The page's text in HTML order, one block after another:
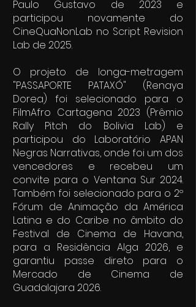
Paulo Gustavo de 2023 e
participou novamente do
CineQuaNonLab no Script Revision
Lab de 2025.
O projeto de longa-metragem
"PASSAPORTE PATAXÓ" (Renaya
Dorea) foi selecionado para o
FilmAfro Cartagena 2023 (Prêmio
Rally Pitch do Bolivia Lab) e
participou do Laboratório APAN
Negras Narrativas, onde foi um dos
vencedores e recebeu um
convite para o Ventana Sur 2024.
Também foi selecionado para o 2º
Fórum de Animação da América
Latina e do Caribe no âmbito do
Festival de Cinema de Havana,
para a Residência Alga 2026, e
garantiu passe direto para o
Mercado de Cinema de
Guadalajara 2026.